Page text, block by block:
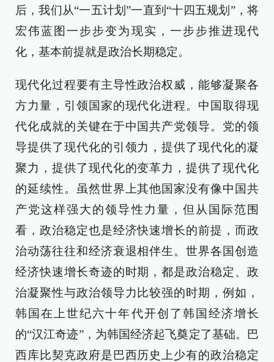
后，我们从“一五计划”一直到“十四五规划”，将
宏伟蓝图一步步变为现实，一步步推进现代
化，基本前提就是政治长期稳定。
现代化过程要有主导性政治权威，能够凝聚各
方力量，引领国家的现代化进程。中国取得现
代化成就的关键在于中国共产党领导。党的领
导提供了现代化的引领力，提供了现代化的凝
聚力，提供了现代化的变革力，提供了现代化
的延续性。虽然世界上其他国家没有像中国共
产党这样强大的领导性力量，但从国际范围
看，政治稳定也是经济快速增长的前提，而政
治动荡往往和经济衰退相伴生。世界各国创造
经济快速增长奇迹的时期，都是政治稳定、政
治凝聚性与政治领导力比较强的时期，例如，
韩国在上世纪六十年代开创了韩国经济增长
的“汉江奇迹”，为韩国经济起飞奠定了基础。巴
西库比契克政府是巴西历史上少有的政治稳定